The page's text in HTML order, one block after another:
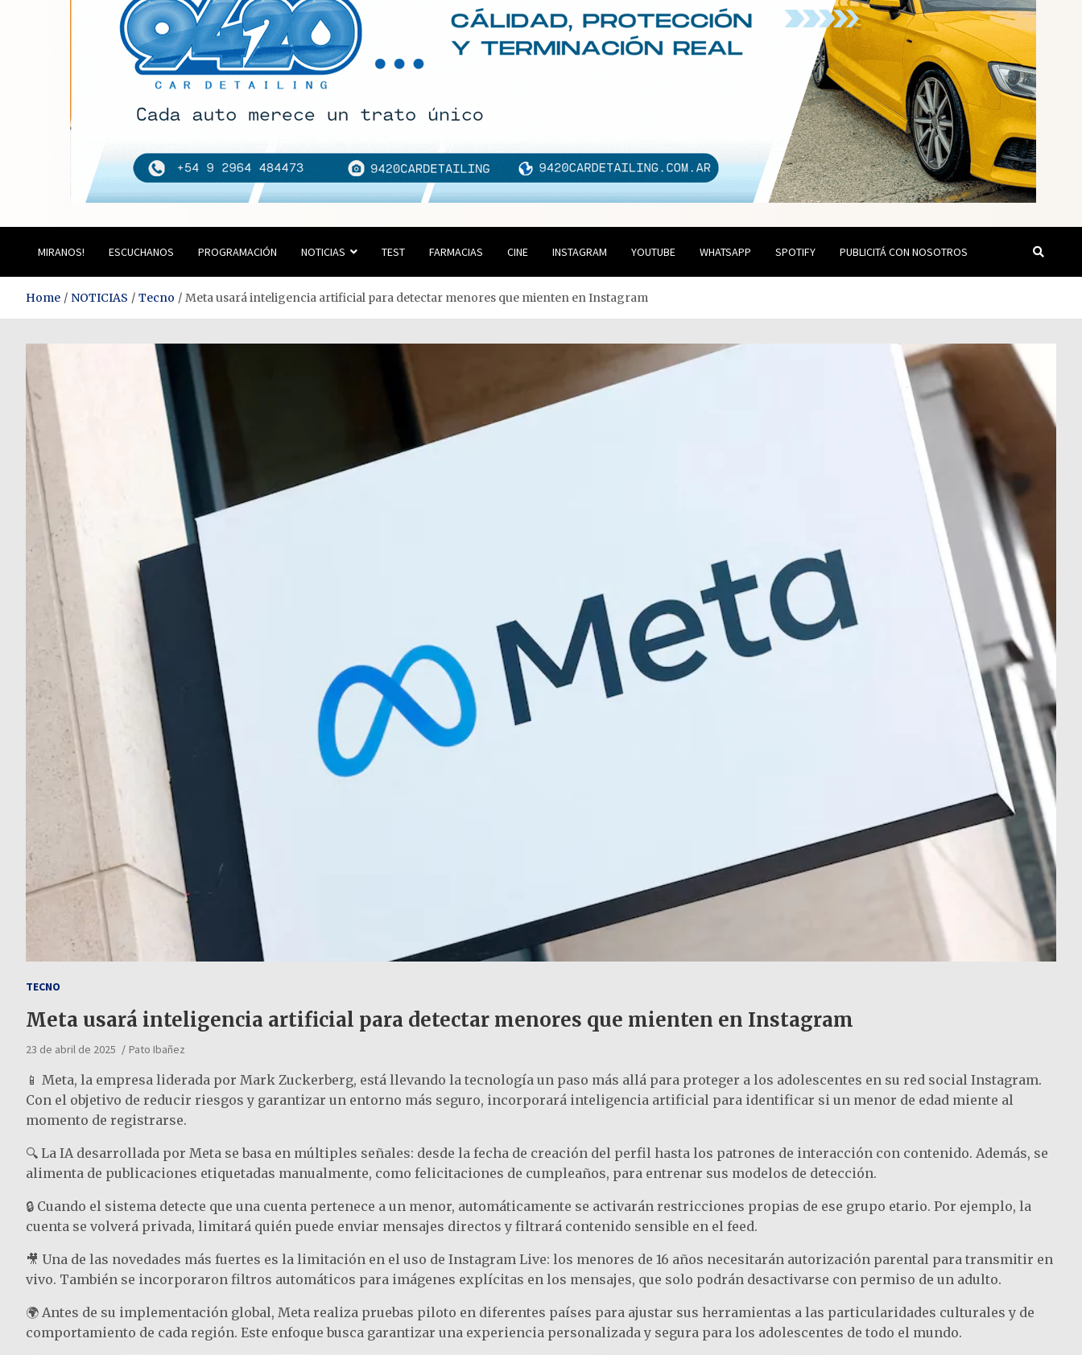
Estación del Siglo
MIRANOS! ESCUCHANOS PROGRAMACIÓN NOTICIAS TEST FARMACIAS CINE INSTAGRAM YOUTUBE WHATSAPP SPOTIFY PUBLICITÁ CON NOSOTROS
Home NOTICIAS Tecno Meta usará inteligencia artificial para detectar menores que mienten en Instagram
TECNO
Meta usará inteligencia artificial para detectar menores que mienten en Instagram
23 de abril de 2025 Pato Ibañez
📱 Meta, la empresa liderada por Mark Zuckerberg, está llevando la tecnología un paso más allá para proteger a los adolescentes en su red social Instagram.
Con el objetivo de reducir riesgos y garantizar un entorno más seguro, incorporará inteligencia artificial para identificar si un menor de edad miente al
momento de registrarse.
🔍 La IA desarrollada por Meta se basa en múltiples señales: desde la fecha de creación del perfil hasta los patrones de interacción con contenido. Además, se
alimenta de publicaciones etiquetadas manualmente, como felicitaciones de cumpleaños, para entrenar sus modelos de detección.
🔒 Cuando el sistema detecte que una cuenta pertenece a un menor, automáticamente se activarán restricciones propias de ese grupo etario. Por ejemplo, la
cuenta se volverá privada, limitará quién puede enviar mensajes directos y filtrará contenido sensible en el feed.
🎥 Una de las novedades más fuertes es la limitación en el uso de Instagram Live: los menores de 16 años necesitarán autorización parental para transmitir en
vivo. También se incorporaron filtros automáticos para imágenes explícitas en los mensajes, que solo podrán desactivarse con permiso de un adulto.
🌍 Antes de su implementación global, Meta realiza pruebas piloto en diferentes países para ajustar sus herramientas a las particularidades culturales y de
comportamiento de cada región. Este enfoque busca garantizar una experiencia personalizada y segura para los adolescentes de todo el mundo.